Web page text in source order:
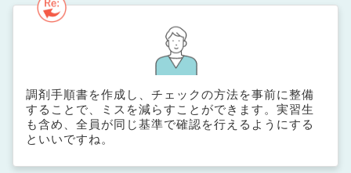
調剤手順書を作成し、チェックの方法を事前に整備
することで、ミスを減らすことができます。実習生
も含め、全員が同じ基準で確認を行えるようにする
といいですね。